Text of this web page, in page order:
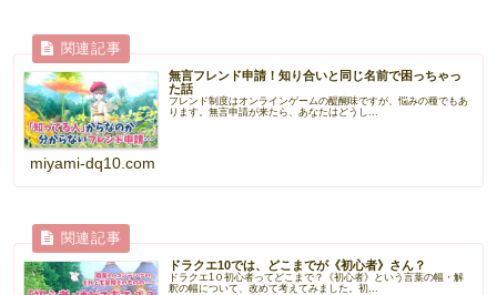
無言フレンド申請！知り合いと同じ名前で困っちゃっ
た話
フレンド制度はオンラインゲームの醍醐味ですが、悩みの種でもあ
ります。無言申請が来たら、あなたはどうし...
miyami-dq10.com
ドラクエ10では、どこまでが《初心者》さん？
ドラクエ1０初心者ってどこまで？《初心者》という言葉の幅・解
釈の幅について、改めて考えてみました。初...